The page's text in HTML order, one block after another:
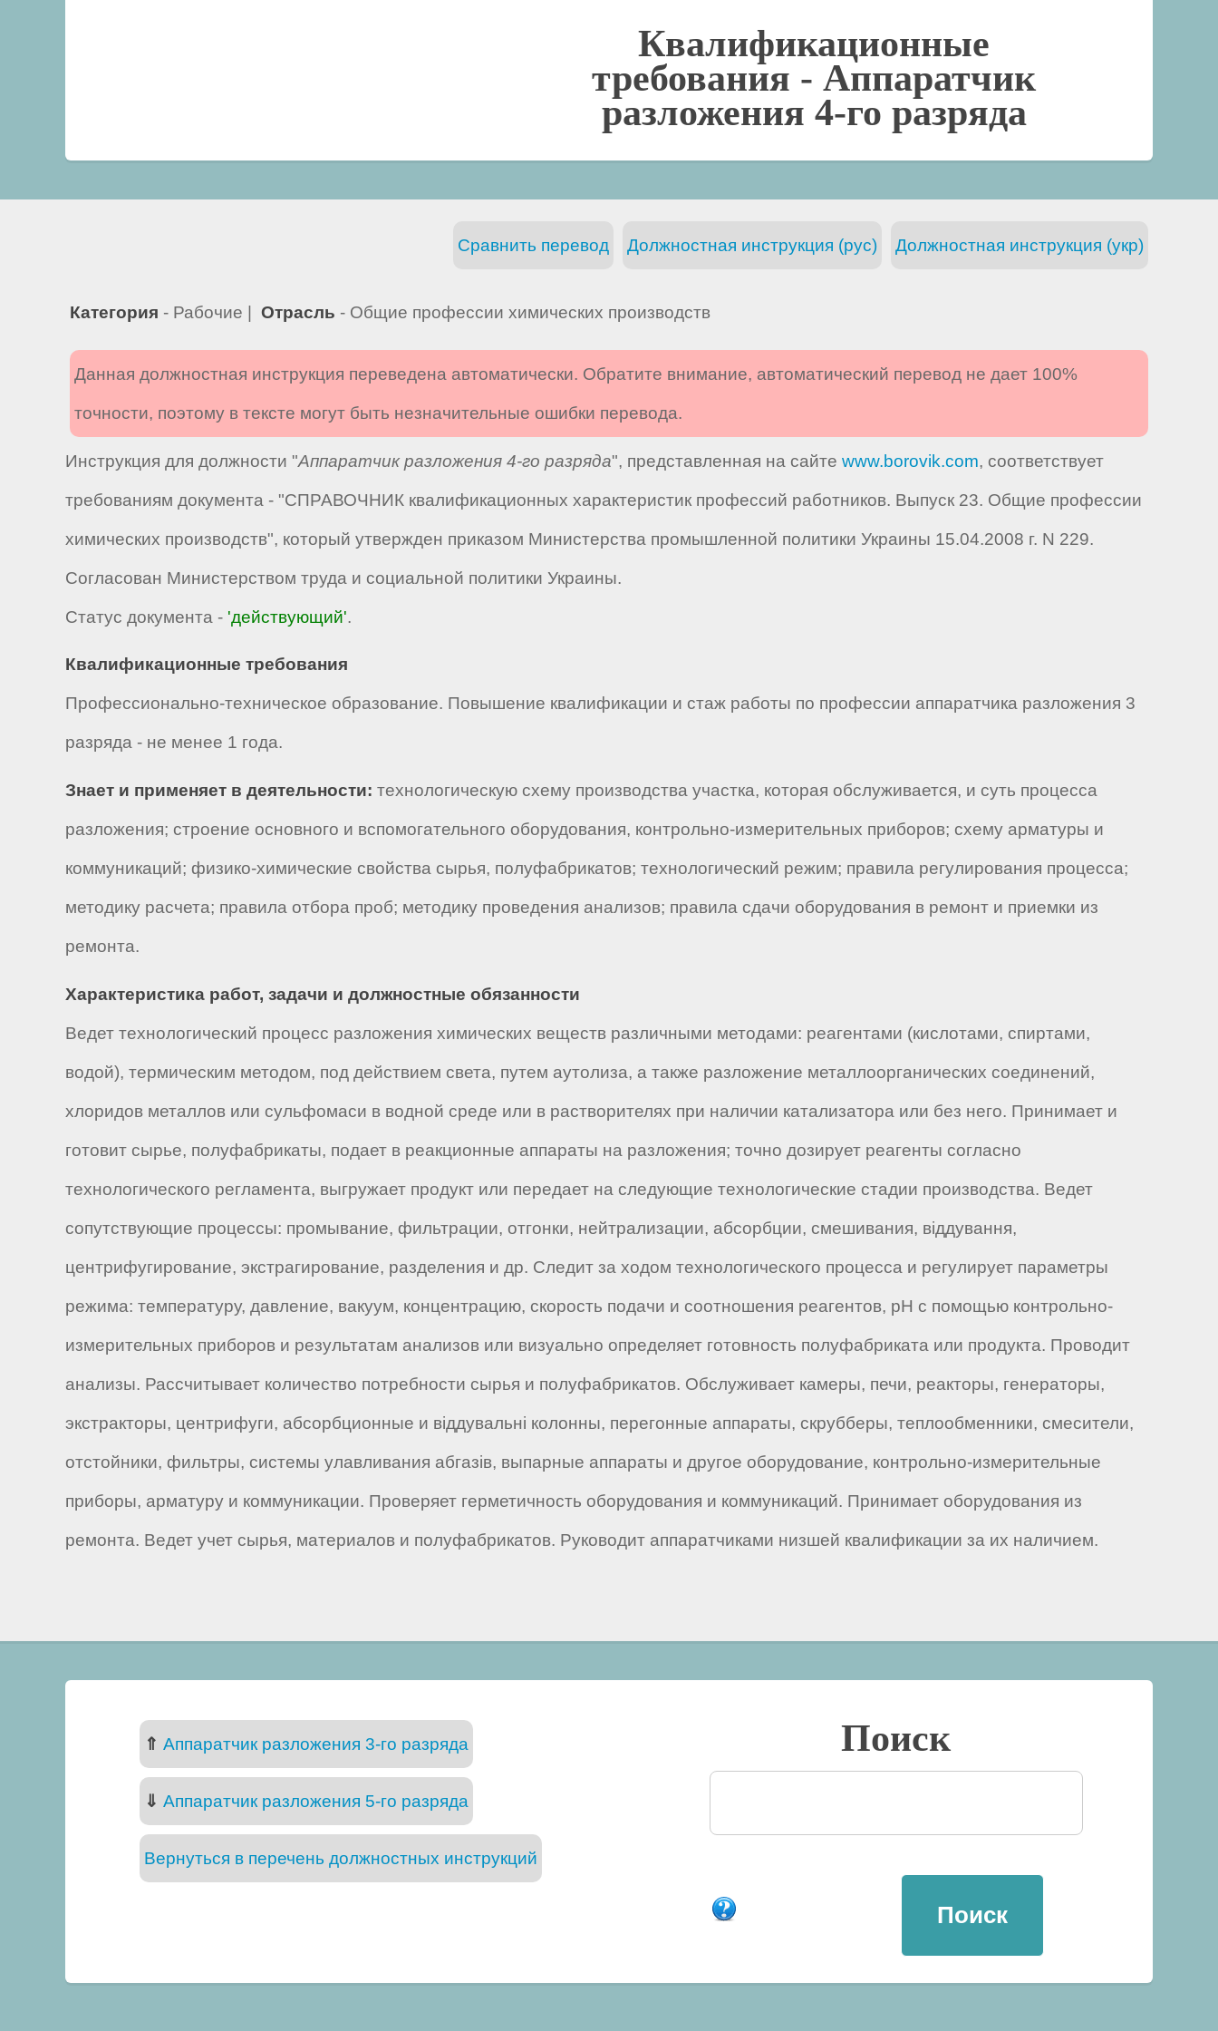
Квалификационные
требования -Аппаратчик
разложения 4-го разряда
Должностная инструкция (укр)
Должностная инструкция (рус)
Сравнить перевод
Категория - Рабочие | Отрасль - Общие профессии химических производств
Данная должностная инструкция переведена автоматически. Обратите внимание, автоматический перевод не дает 100%
точности, поэтому в тексте могут быть незначительные ошибки перевода.
Инструкция для должности "Аппаратчик разложения 4-го разряда", представленная на сайте www.borovik.com, соответствует
требованиям документа - "СПРАВОЧНИК квалификационных характеристик профессий работников. Выпуск 23. Общие профессии
химических производств", который утвержден приказом Министерства промышленной политики Украины 15.04.2008 г. N 229.
Согласован Министерством труда и социальной политики Украины.
Статус документа - 'действующий'.
Квалификационные требования
Профессионально-техническое образование. Повышение квалификации и стаж работы по профессии аппаратчика разложения 3
разряда - не менее 1 года.
Знает и применяет в деятельности: технологическую схему производства участка, которая обслуживается, и суть процесса
разложения; строение основного и вспомогательного оборудования, контрольно-измерительных приборов; схему арматуры и
коммуникаций; физико-химические свойства сырья, полуфабрикатов; технологический режим; правила регулирования процесса;
методику расчета; правила отбора проб; методику проведения анализов; правила сдачи оборудования в ремонт и приемки из
ремонта.
Характеристика работ, задачи и должностные обязанности
Ведет технологический процесс разложения химических веществ различными методами: реагентами (кислотами, спиртами,
водой), термическим методом, под действием света, путем аутолиза, а также разложение металлоорганических соединений,
хлоридов металлов или сульфомаси в водной среде или в растворителях при наличии катализатора или без него. Принимает и
готовит сырье, полуфабрикаты, подает в реакционные аппараты на разложения; точно дозирует реагенты согласно
технологического регламента, выгружает продукт или передает на следующие технологические стадии производства. Ведет
сопутствующие процессы: промывание, фильтрации, отгонки, нейтрализации, абсорбции, смешивания, віддування,
центрифугирование, экстрагирование, разделения и др. Следит за ходом технологического процесса и регулирует параметры
режима: температуру, давление, вакуум, концентрацию, скорость подачи и соотношения реагентов, pH с помощью контрольно-
измерительных приборов и результатам анализов или визуально определяет готовность полуфабриката или продукта. Проводит
анализы. Рассчитывает количество потребности сырья и полуфабрикатов. Обслуживает камеры, печи, реакторы, генераторы,
экстракторы, центрифуги, абсорбционные и віддувальні колонны, перегонные аппараты, скрубберы, теплообменники, смесители,
отстойники, фильтры, системы улавливания абгазів, выпарные аппараты и другое оборудование, контрольно-измерительные
приборы, арматуру и коммуникации. Проверяет герметичность оборудования и коммуникаций. Принимает оборудования из
ремонта. Ведет учет сырья, материалов и полуфабрикатов. Руководит аппаратчиками низшей квалификации за их наличием.
⇑ Аппаратчик разложения 3-го разряда
⇓ Аппаратчик разложения 5-го разряда
Вернуться в перечень должностных инструкций
Поиск